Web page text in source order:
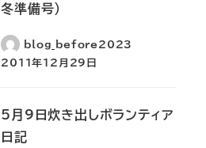
冬準備号)
blog_before2023
2011年12月29日
5月9日炊き出しボランティア
日記